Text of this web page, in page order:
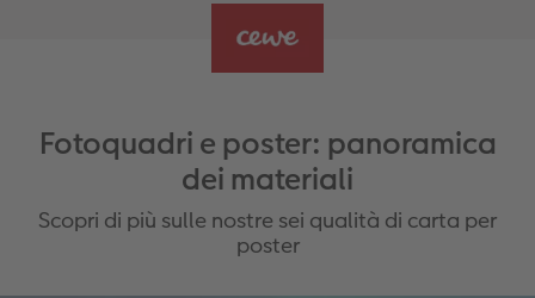
Fotoquadri e poster: panoramica
dei materiali
Scopri di più sulle nostre sei qualità di carta per
poster